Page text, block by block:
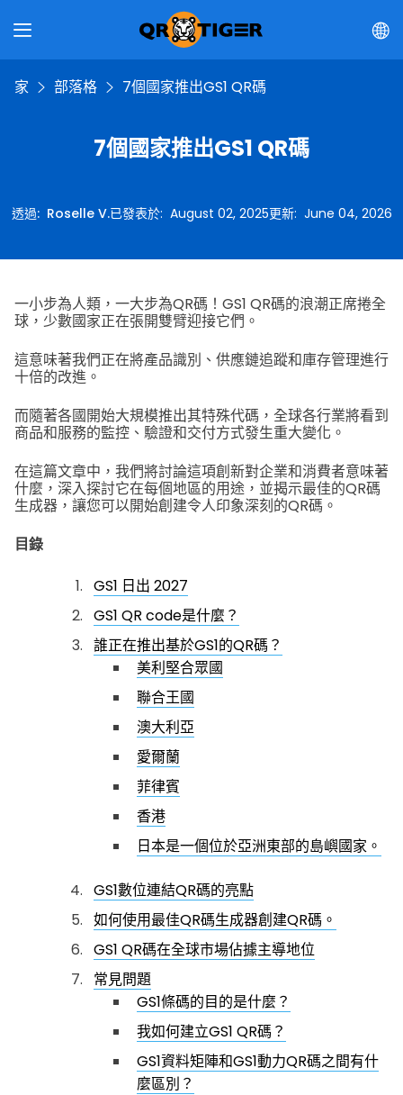
家 部落格 7個國家推出GS1 QR碼
7個國家推出GS1 QR碼
透過: Roselle V.已發表於: August 02, 2025更新: June 04, 2026
一小步為人類，一大步為QR碼！GS1 QR碼的浪潮正席捲全
球，少數國家正在張開雙臂迎接它們。
這意味著我們正在將產品識別、供應鏈追蹤和庫存管理進行
十倍的改進。
而隨著各國開始大規模推出其特殊代碼，全球各行業將看到
商品和服務的監控、驗證和交付方式發生重大變化。
在這篇文章中，我們將討論這項創新對企業和消費者意味著
什麼，深入探討它在每個地區的用途，並揭示最佳的QR碼
生成器，讓您可以開始創建令人印象深刻的QR碼。
目錄
GS1 日出 2027
GS1 QR code是什麼？
誰正在推出基於GS1的QR碼？
美利堅合眾國
聯合王國
澳大利亞
愛爾蘭
菲律賓
香港
日本是一個位於亞洲東部的島嶼國家。
GS1數位連結QR碼的亮點
如何使用最佳QR碼生成器創建QR碼。
GS1 QR碼在全球市場佔據主導地位
常見問題
GS1條碼的目的是什麼？
我如何建立GS1 QR碼？
GS1資料矩陣和GS1動力QR碼之間有什
麼區別？